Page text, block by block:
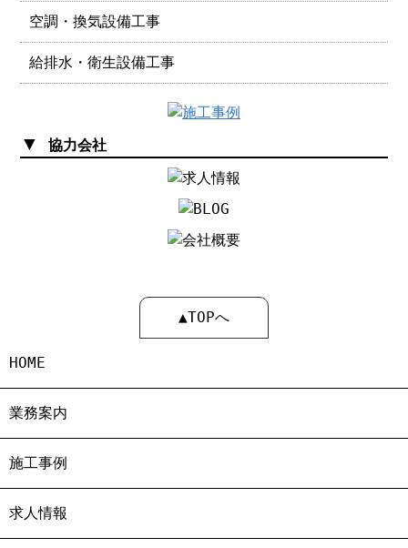
空調・換気設備工事
給排水・衛生設備工事
▼ 協力会社
▲TOPへ
HOME
業務案内
施工事例
求人情報